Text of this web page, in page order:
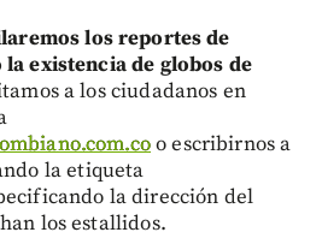
los reportes de
existencia de globos de
a los ciudadanos en
o escribirnos a
la etiqueta
la dirección del
los estallidos.